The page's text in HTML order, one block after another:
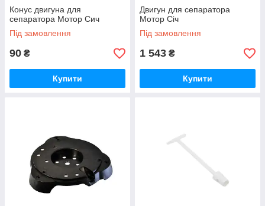
Конус двигуна для
сепаратора Мотор Сич
Під замовлення
90 ₴
Купити
Двигун для сепаратора
Мотор Січ
Під замовлення
1 543 ₴
Купити